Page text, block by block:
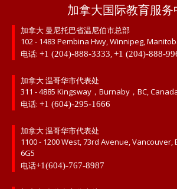
加拿大国际教育服务
加拿大 曼尼托巴省温尼伯市总部
102 - 1483 Pembina Hwy, Winnipeg,
电话: +1 (204)-888-3333,+1 (204)-888-
加拿大 温哥华市代表处
311 - 4885 Kingsway，Burnaby，BC,
电话: +1 (604)-295-1666
加拿大 温哥华市代表处
1100 - 1200 West, 73rd Avenue, Vancouver,
6G5
电话+1(604)-767-8987